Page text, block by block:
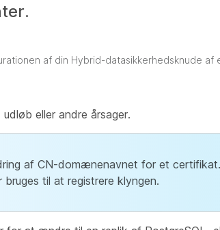
af din Hybrid-datasikkerhedsknude af
eller andre årsager.
af CN-domænenavnet for et
til at registrere klyngen.